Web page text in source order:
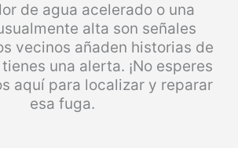
de agua acelerado o una
alta son señales
vecinos añaden historias de
una alerta. ¡No esperes
aquí para localizar y reparar
esa fuga.